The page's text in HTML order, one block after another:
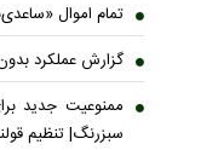
تمام اموال
گزارش عملکرد
ممنوعیت جدید
سبزرنگ| تنظیم